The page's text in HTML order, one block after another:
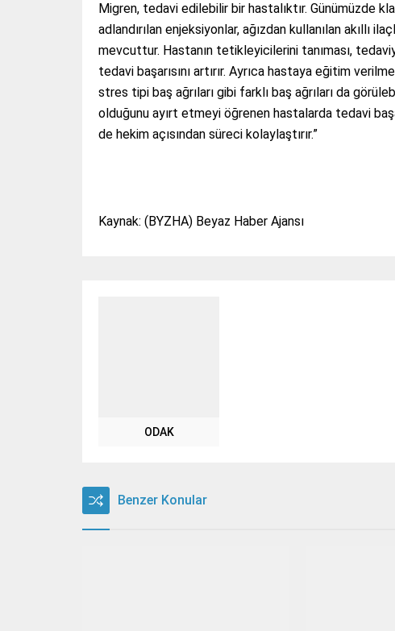
Migren, tedavi edilebilir bir hastalıktır. Günümüzde
adlandırılan enjeksiyonlar, ağızdan kullanılan
mevcuttur. Hastanın tetikleyicilerini tanıması,
tedavi başarısını artırır. Ayrıca hastaya eğitim
stres tipi baş ağrıları gibi farklı baş ağrıları da
olduğunu ayırt etmeyi öğrenen hastalarda tedavi
de hekim açısından süreci kolaylaştırır.”
Kaynak: (BYZHA) Beyaz Haber Ajansı
ODAK
Benzer Konular